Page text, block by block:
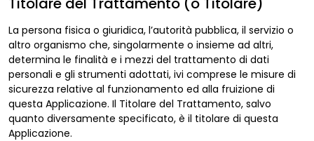
La persona fisica o giuridica, l’autorità pubblica, il servizio o
altro organismo che, singolarmente o insieme ad altri,
determina le finalità e i mezzi del trattamento di dati
personali e gli strumenti adottati, ivi comprese le misure di
sicurezza relative al funzionamento ed alla fruizione di
questa Applicazione. Il Titolare del Trattamento, salvo
quanto diversamente specificato, è il titolare di questa
Applicazione.